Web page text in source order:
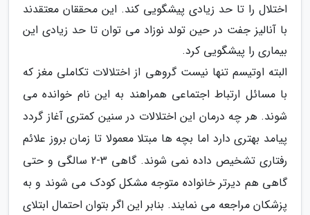
اختلال را تا حد زیادی پیشگویی کند. این محققان معتقدند
با آنالیز جفت در حین تولد نوزاد می توان تا حد زیادی این
بیماری را پیشگویی کرد.
البته اوتیسم تنها نیست گروهی از اختلالات تکاملی مغز که
با مسائل ارتباط اجتماعی همراهند به این نام خوانده می
شوند. هر چه درمان این اختلالات در سنین کمتری آغاز گردد
پیامد بهتری دارد اما بچه ها مبتلا معمولا تا زمان بروز علائم
رفتاری تشخیص داده نمی شوند. گاهی 3-2 سالگی و حتی
گاهی هم دیرتر خانواده متوجه مشکل کودک می شوند و به
پزشکان مراجعه می نمایند. بنابر این اگر بتوان احتمال ابتلای